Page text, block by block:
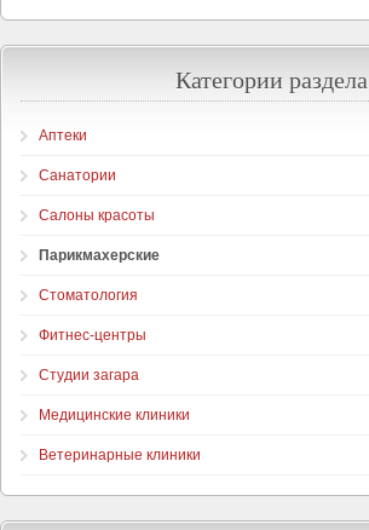
Категории раздела
Аптеки
Санатории
Салоны красоты
Парикмахерские
Стоматология
Фитнес-центры
Студии загара
Медицинские клиники
Ветеринарные клиники